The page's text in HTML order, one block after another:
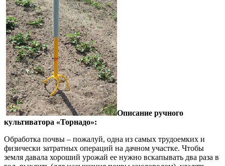
Описание ручного
культиватора «Торнадо»:
Обработка почвы – пожалуй, одна из самых трудоемких и
физически затратных операций на дачном участке. Чтобы
земля давала хороший урожай ее нужно вскапывать два раза в